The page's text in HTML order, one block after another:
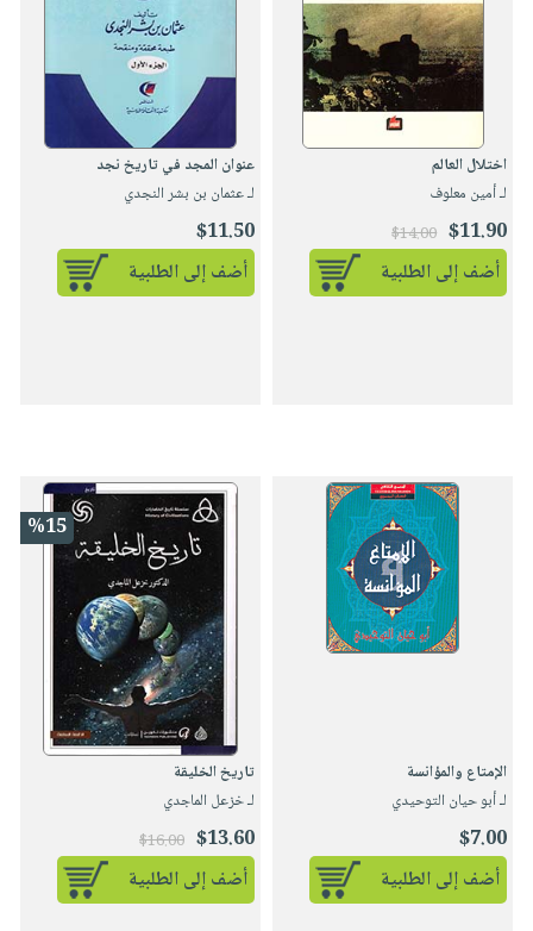
اختلال العالم
لـ أمين معلوف
$11.90
$14.00
أضف إلى الطلبية
عنوان المجد في تاريخ نجد
لـ عثمان بن بشر النجدي
$11.50
أضف إلى الطلبية
الإمتاع والمؤانسة
لـ أبو حيان التوحيدي
$7.00
أضف إلى الطلبية
%15
تاريخ الخليقة
لـ خزعل الماجدي
$13.60
$16.00
أضف إلى الطلبية